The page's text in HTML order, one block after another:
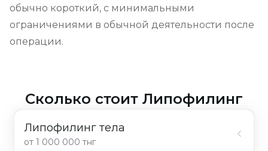
обычно короткий, с минимальными
ограничениями в обычной деятельности после
операции.
Сколько стоит Липофилинг
Липофилинг тела
от 1 000 000 тнг